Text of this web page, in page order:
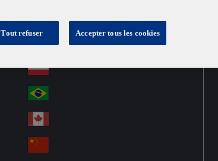
str
ali
a
Au
stri
a
Österreich
Br
azi
l
Ca
na
Tout refuser Accepter tous les cookies